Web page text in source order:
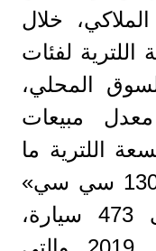
الملاكي، خلال
لفئات
المحلي،
مبيعات
اللترية ما
بين «1000 سي سي : 1300 سي سي»
خلال ديسمبر 2020 إلى 473 سيارة،